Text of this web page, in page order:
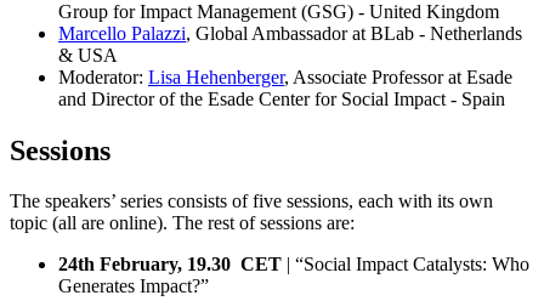
Group for Impact Management (GSG) - United Kingdom
Marcello Palazzi, Global Ambassador at BLab - Netherlands
& USA
Moderator: Lisa Hehenberger, Associate Professor at Esade
and Director of the Esade Center for Social Impact - Spain
Sessions
The speakers’ series consists of five sessions, each with its own
topic (all are online). The rest of sessions are:
24th February, 19.30 CET | “Social Impact Catalysts: Who
Generates Impact?”